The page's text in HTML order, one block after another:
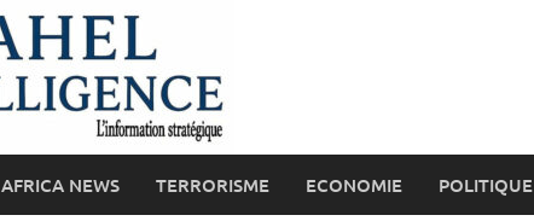
AFRICA NEWS TERRORISME ECONOMIE POLITIQUE